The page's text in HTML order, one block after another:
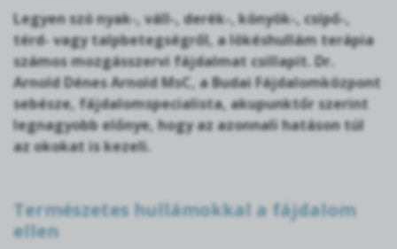
Legyen szó nyak-, váll-, derék-, könyök-, csípő-,
térd- vagy talpbetegségről, a lökéshullám terápia
számos mozgásszervi fájdalmat csillapít. Dr.
Arnold Dénes Arnold MsC, a Budai Fájdalomközpont
sebésze, fájdalomspecialista, akupunktőr szerint
legnagyobb előnye, hogy az azonnali hatáson túl
az okokat is kezeli.
Természetes hullámokkal a fájdalom
ellen